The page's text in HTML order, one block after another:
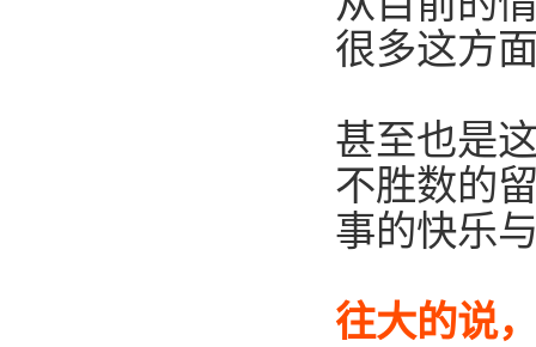
很多这方
甚至也是
不胜数的
事的快乐
往大的说